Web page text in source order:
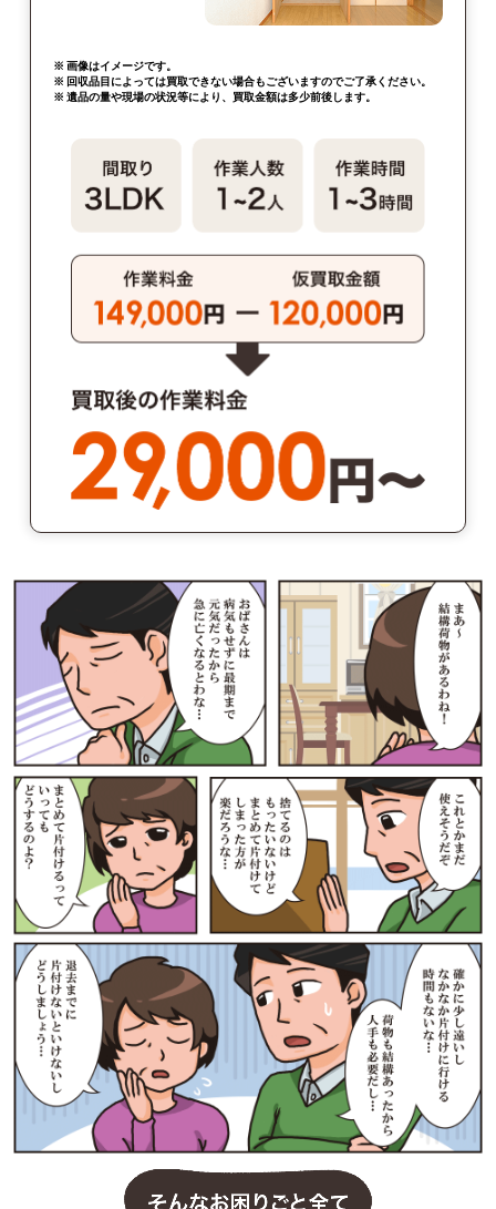
※ 画像はイメージです。
※ 回収品目によっては買取できない場合もございますのでご了承ください。
※ 遺品の量や現場の状況等により、買取金額は多少前後します。